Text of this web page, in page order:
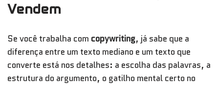
Vendem
Se você trabalha com copywriting, já sabe que a
diferença entre um texto mediano e um texto que
converte está nos detalhes: a escolha das palavras, a
estrutura do argumento, o gatilho mental certo no